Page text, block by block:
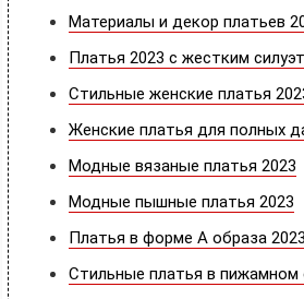
Материалы и декор платьев
Платья 2023 с жестким
Стильные женские платья
Женские платья для полных
Модные вязаные платья 2023
Модные пышные платья 2023
Платья в форме А образа 2023
Стильные платья в пижамном